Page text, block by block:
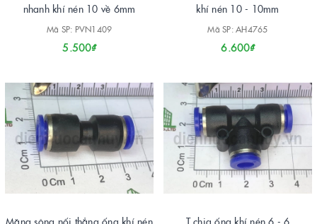
nhanh khí nén 10 về 6mm
Mã SP: PVN1409
5.500₫
khí nén 10 - 10mm
Mã SP: AH4765
6.600₫
Măng sông nối thẳng ống khí nén
T chia ống khí nén 6 - 6